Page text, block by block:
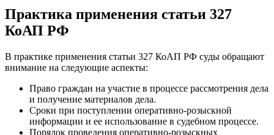
Практика применения статьи 327
КоАП РФ
В практике применения статьи 327 КоАП РФ суды обращают
внимание на следующие аспекты:
Право граждан на участие в процессе рассмотрения дела
и получение материалов дела.
Сроки при поступлении оперативно-розыскной
информации и ее использование в судебном процессе.
Порядок проведения оперативно-розыскных